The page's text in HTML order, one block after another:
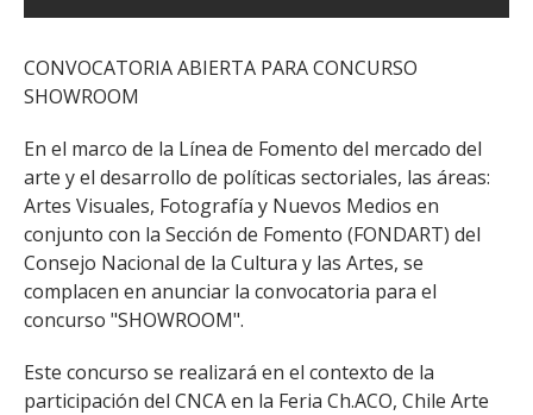
CONVOCATORIA ABIERTA PARA CONCURSO
SHOWROOM
En el marco de la Línea de Fomento del mercado del
arte y el desarrollo de políticas sectoriales, las áreas:
Artes Visuales, Fotografía y Nuevos Medios en
conjunto con la Sección de Fomento (FONDART) del
Consejo Nacional de la Cultura y las Artes, se
complacen en anunciar la convocatoria para el
concurso "SHOWROOM".
Este concurso se realizará en el contexto de la
participación del CNCA en la Feria Ch.ACO, Chile Arte